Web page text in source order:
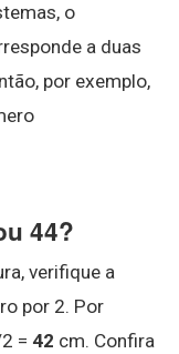
o
a duas
por exemplo,
44?
verifique a
por 2. Por
= 42 cm. Confira